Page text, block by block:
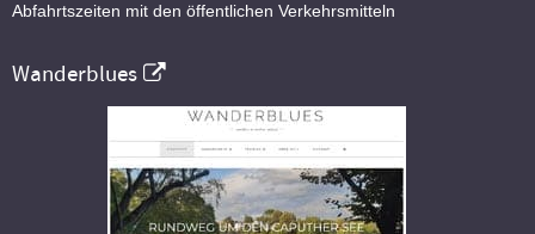
Abfahrtszeiten mit den öffentlichen Verkehrsmitteln
Wanderblues